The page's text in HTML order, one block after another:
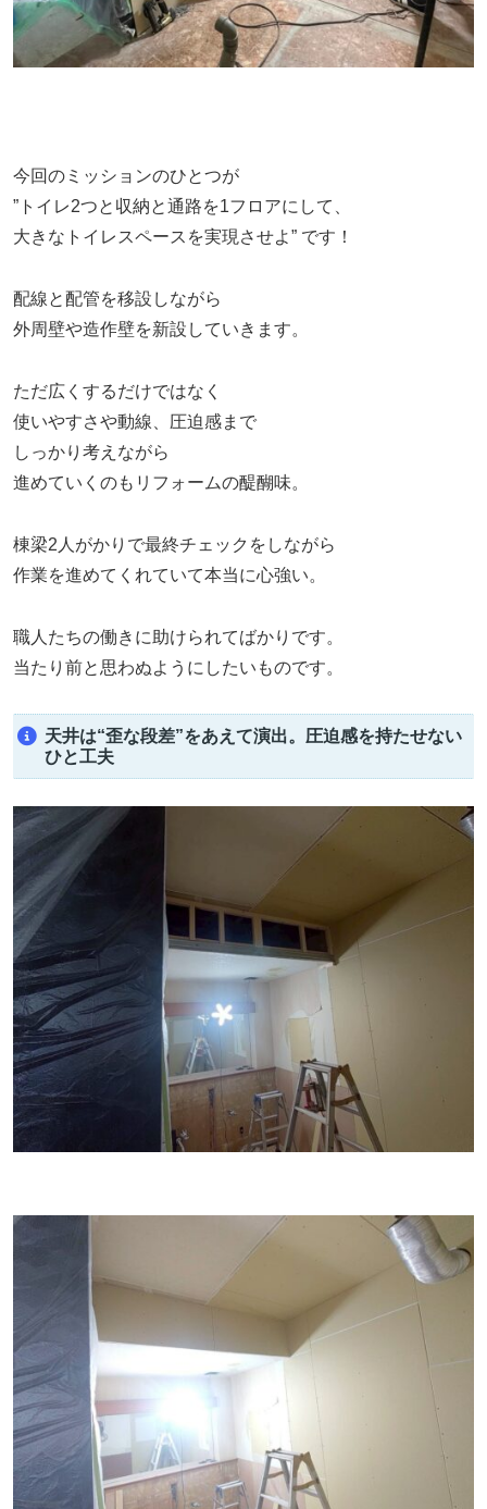
今回のミッションのひとつが
”トイレ2つと収納と通路を1フロアにして、
大きなトイレスペースを実現させよ” です！
配線と配管を移設しながら
外周壁や造作壁を新設していきます。
ただ広くするだけではなく
使いやすさや動線、圧迫感まで
しっかり考えながら
進めていくのもリフォームの醍醐味。
棟梁2人がかりで最終チェックをしながら
作業を進めてくれていて本当に心強い。
職人たちの働きに助けられてばかりです。
当たり前と思わぬようにしたいものです。
天井は“歪な段差”をあえて演出。圧迫感を持たせない
ひと工夫